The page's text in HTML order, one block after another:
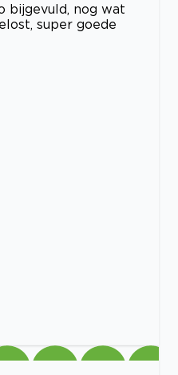
bijgevuld, nog wat
super goede